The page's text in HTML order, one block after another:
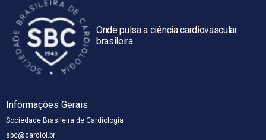
Onde pulsa a ciência cardiovascular
brasileira
Informações Gerais
Sociedade Brasileira de Cardiologia
sbc@cardiol.br